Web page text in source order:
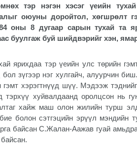
тэр нэгэн хэсэг үеийн
оюуны доройтол, хөгшрөлт
оны 8 дугаар сарын тухай та
буулгаж буй шийдвэрийг хэн,
ярихдаа тэр үеийн улс төрийн
бол зүгээр нэг хулгайч, алуурчин
гэмт хэрэгтнүүд шүү. Мэдээж
тэрхүү хуйвалдаанд оролцсон нь
хайж маш олон жилийн турш
болон сэтгэцийн эрүүл мэндийн
байсан С.Жалан-Аажав гуай